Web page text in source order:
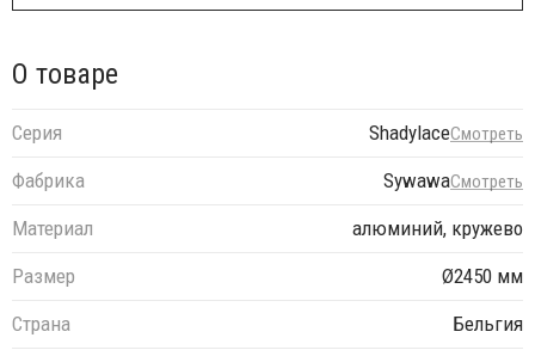
О товаре
Серия ShadylaceСмотреть
Фабрика SywawaСмотреть
Материал
алюминий, кружево
Размер
Ø2450 мм
Страна
Бельгия